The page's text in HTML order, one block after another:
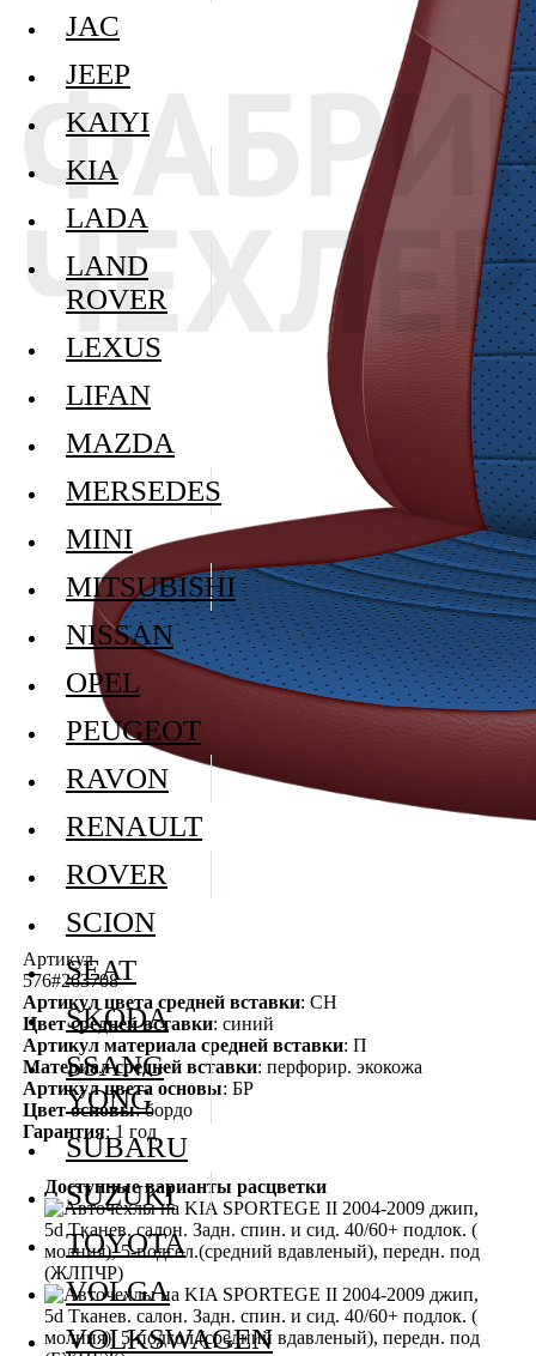
Артикул
576#263708
Артикул цвета средней вставки: СН
Цвет средней вставки: синий
Артикул материала средней вставки: П
Материал средней вставки: перфорир. экокожа
Артикул цвета основы: БР
Цвет основы: бордо
Гарантия: 1 год
Доступные варианты расцветки
JAC
JEEP
KAIYI
KIA
LADA
LAND
ROVER
LEXUS
LIFAN
MAZDA
MERSEDES
MINI
MITSUBISHI
NISSAN
OPEL
PEUGEOT
RAVON
RENAULT
ROVER
SCION
SEAT
SKODA
SSANG
YONG
SUBARU
SUZUKI
TOYOTA
VOLGA
VOLKSWAGEN